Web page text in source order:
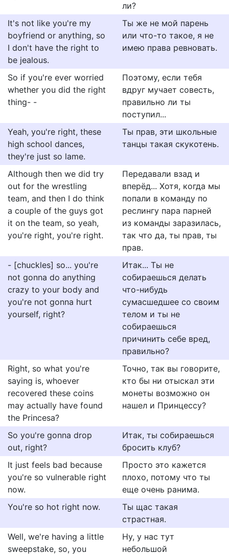
ли?
It's not like you're my
boyfriend or anything, so
I don't have the right to
be jealous.
Ты же не мой парень
или что-то такое, я не
имею права ревновать.
So if you're ever worried
whether you did the right
thing- -
Поэтому, если тебя
вдруг мучает совесть,
правильно ли ты
поступил...
Yeah, you're right, these
high school dances,
they're just so lame.
Ты прав, эти школьные
танцы такая скукотень.
Although then we did try
out for the wrestling
team, and then I do think
a couple of the guys got
it on the team, so yeah,
you're right, you're right.
Передавали взад и
вперёд... Хотя, когда мы
попали в команду по
реслингу пара парней
из команды заразилась,
так что да, ты прав, ты
прав.
- [chuckles] so... you're
not gonna do anything
crazy to your body and
you're not gonna hurt
yourself, right?
Итак... Ты не
собираешься делать
что-нибудь
сумасшедшее со своим
телом и ты не
собираешься
причинить себе вред,
правильно?
Right, so what you're
saying is, whoever
recovered these coins
may actually have found
the Princesa?
Точно, так вы говорите,
кто бы ни отыскал эти
монеты возможно он
нашел и Принцессу?
So you're gonna drop
out, right?
Итак, ты собираешься
бросить клуб?
It just feels bad because
you're so vulnerable right
now.
Просто это кажется
плохо, потому что ты
еще очень ранима.
You're so hot right now.
Ты щас такая
страстная.
Well, we're having a little
sweepstake, so, you
Ну, у нас тут
небольшой